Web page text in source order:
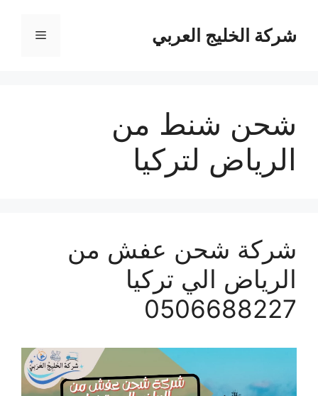
المحتوىشركة الخليج العربي القائمة
شحن شنط من
الرياض لتركيا
شركة شحن عفش من
الرياض الي تركيا
0506688227